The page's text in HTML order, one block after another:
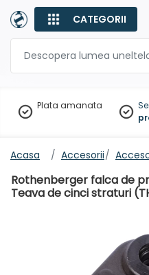
CATEGORII
Plata amanata
Acasa Accesorii
Rothenberger falca de
Teava de cinci straturi